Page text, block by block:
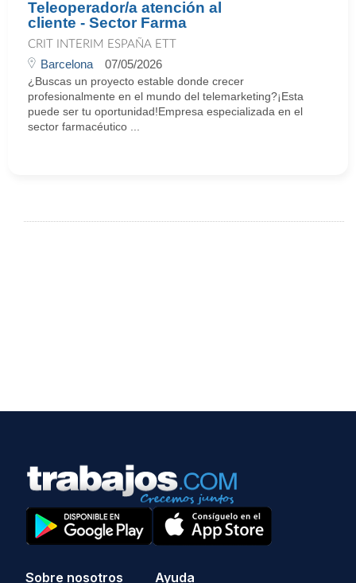
Teleoperador/a atención al
cliente - Sector Farma
CRIT INTERIM ESPAÑA ETT
Barcelona 07/05/2026
¿Buscas un proyecto estable donde crecer
profesionalmente en el mundo del telemarketing?¡Esta
puede ser tu oportunidad!Empresa especializada en el
sector farmacéutico ...
Sobre nosotros Ayuda